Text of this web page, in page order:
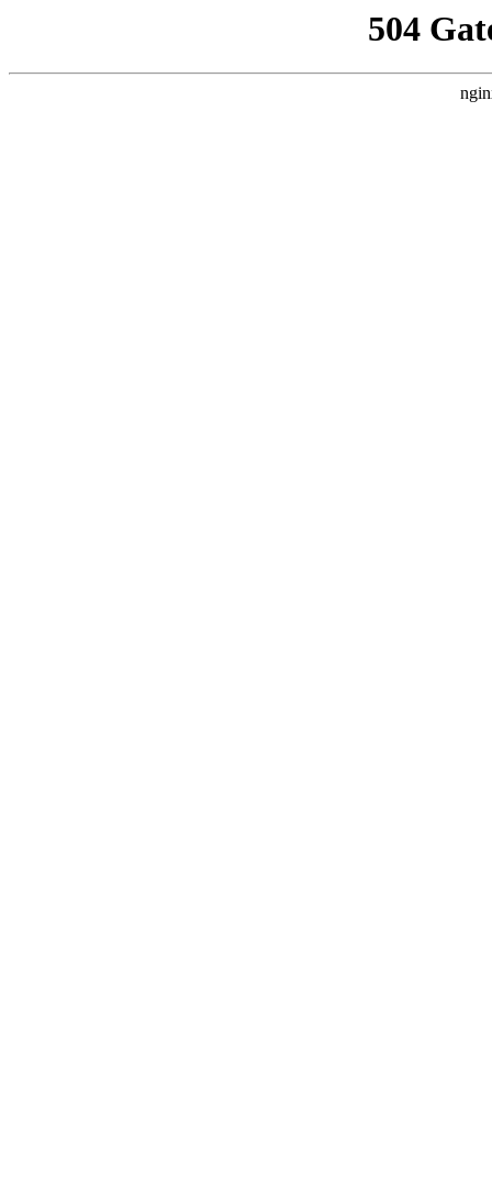
504